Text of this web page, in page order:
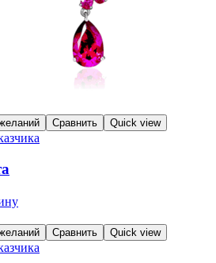
Сравнить Quick view
Сравнить Quick view